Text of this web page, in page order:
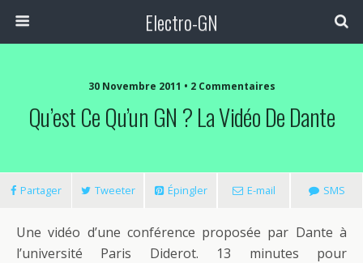
Electro-GN
30 Novembre 2011 • 2 Commentaires
Qu’est Ce Qu’un GN ? La Vidéo De Dante
Partager Tweeter Épingler E-mail SMS
Une vidéo d’une conférence proposée par Dante à
l’université Paris Diderot. 13 minutes pour